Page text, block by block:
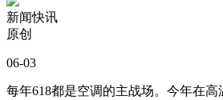
新闻快讯
原创
06-03
每年618都是空调的主战场。今年在